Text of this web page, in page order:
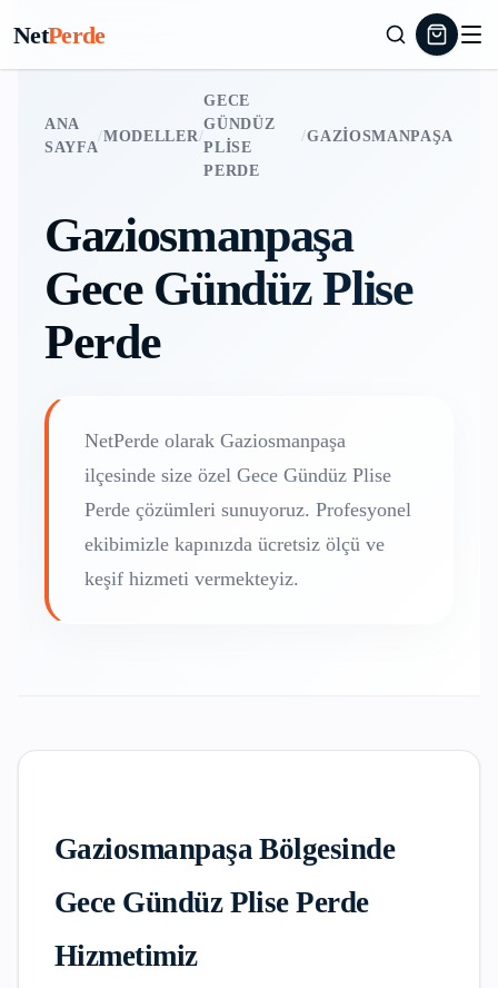
NetPerde
ANA
SAYFA
/MODELLER/
GECE
GÜNDÜZ
PLISE
PERDE
/GAZIOSMANPAŞA
Gaziosmanpaşa
Gece Gündüz Plise
Perde
NetPerde olarak Gaziosmanpaşa
ilçesinde size özel Gece Gündüz Plise
Perde çözümleri sunuyoruz. Profesyonel
ekibimizle kapınızda ücretsiz ölçü ve
keşif hizmeti vermekteyiz.
GaziosmanpaşaBölgesinde
Gece Gündüz Plise Perde
Hizmetimiz